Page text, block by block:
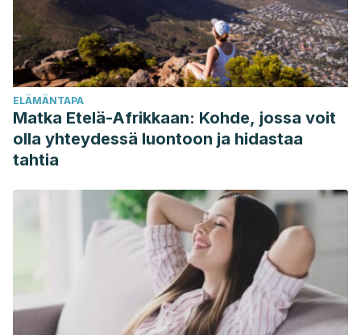
ELÄMÄNTAPA
Matka Etelä-Afrikkaan: Kohde, jossa voit
olla yhteydessä luontoon ja hidastaa
tahtia